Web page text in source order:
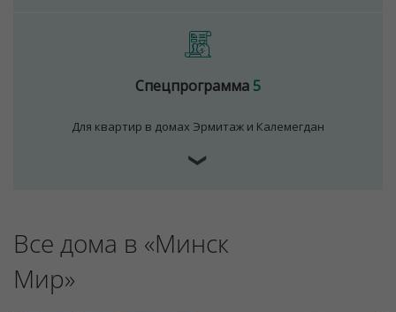
Спецпрограмма5
Для квартир в домах Эрмитаж и Калемегдан
❯
Все дома в «Минск
Мир»
Принять